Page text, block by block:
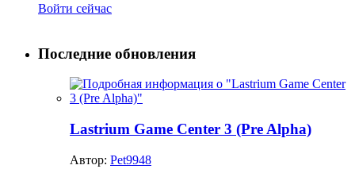
Войти сейчас
Последние обновления
Lastrium Game Center 3 (Pre Alpha)
Автор: Pet9948